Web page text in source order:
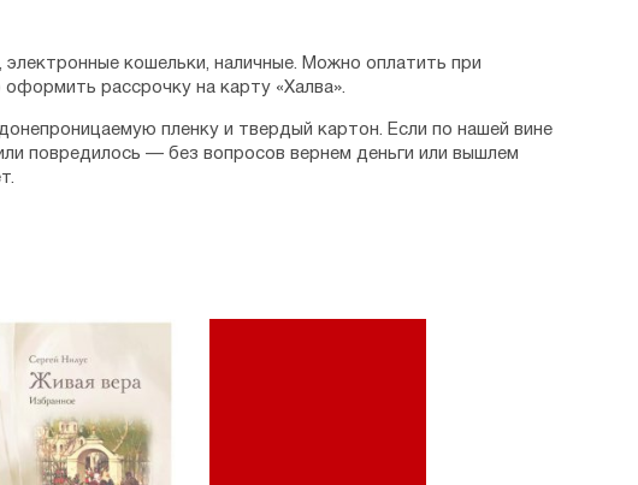
электронные кошельки, наличные. Можно оплатить при
рассрочку на карту «Халва».
пленку и твердый картон. Если по нашей вине
повредилось — без вопросов вернем деньги или вышлем